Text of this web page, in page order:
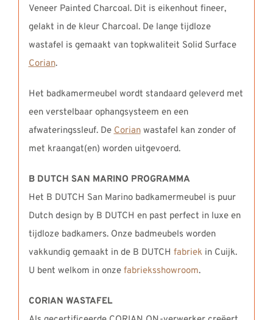
Veneer Painted Charcoal. Dit is eikenhout fineer,
gelakt in de kleur Charcoal. De lange tijdloze
wastafel is gemaakt van topkwaliteit Solid Surface
Corian.
Het badkamermeubel wordt standaard geleverd met
een verstelbaar ophangsysteem en een
afwateringssleuf. De Corianwastafel kan zonder of
met kraangat(en) worden uitgevoerd.
B DUTCH SAN MARINO PROGRAMMA
Het B DUTCH San Marino badkamermeubel is puur
Dutch design by B DUTCH en past perfect in luxe en
tijdloze badkamers. Onze badmeubels worden
vakkundig gemaakt in de B DUTCH fabriekin Cuijk.
U bent welkom in onze fabrieksshowroom.
CORIAN WASTAFEL